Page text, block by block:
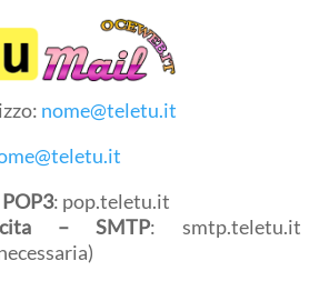
nome@teletu.it
: pop.teletu.it
– SMTP: smtp.teletu.it